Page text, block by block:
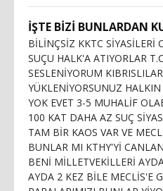
İŞTE BİZİ BUNLARDAN
BİLİNÇSİZ KKTC SİYASİLERİ
SUÇU HALK'A ATIYORLAR
SESLENİYORUM
YÜKLENİYORSUNUZ
YOK EVET 3-5 MUHALİF
100 KAT DAHA AZ SUÇ
TAM BİR KAOS VAR VE
BUNLAR MI KTHY'Yİ
BENİ MİLLETVEKİLLERİ
AYDA 2 KEZ BİLE MECLİS'E